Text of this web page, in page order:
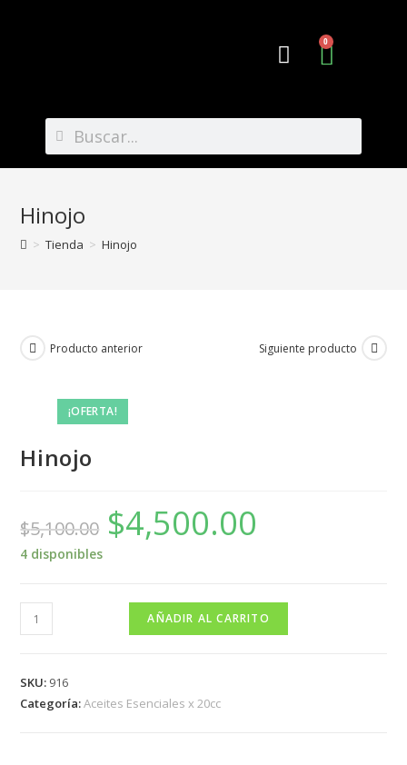
0
Hinojo
> Tienda > Hinojo
¡OFERTA!
Producto anterior Siguiente producto
Hinojo
$5,100.00 $4,500.00
4 disponibles
AÑADIR AL CARRITO
SKU: 916
Categoría:Aceites Esenciales x 20cc